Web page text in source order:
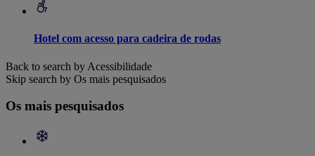
Hotel com acesso para cadeira de rodas
Back to search by Acessibilidade
Skip search by Os mais pesquisados
Os mais pesquisados